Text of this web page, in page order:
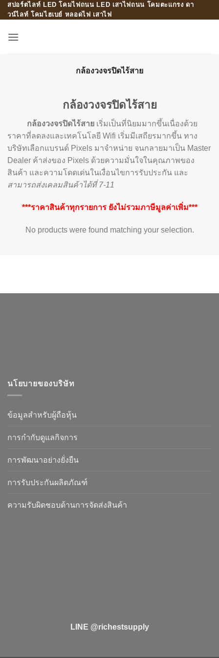
Skip
to
สปอร์ตไลท์ LED โคมไฟถนน LED เสาไฟถนน โคมตะแกรง ดา
วน์ไลท์ โคมไฮเบย์ หลอดไฟ เสาไฟ
กล้องวงจรปิดไร้สาย
กล้องวงจรปิดไร้สาย
กล้องวงจรปิดไร้สาย เริ่มเป็นที่นิยมมากขึ้นเนื่องด้วย
ราคาที่ลดลงและเทคโนโลยี Wifi เริ่มมีเสถียรมากขึ้น ทาง
บริษัทเลือกแบรนด์ Pixels มาจำหน่าย จนกลายมาเป็น Master
Dealer ค้าส่งของ Pixels ด้วยความมั่นใจในคุณภาพของ
สินค้า และความโดดเด่นในเงื่อนไขการรับประกัน และ
สามารถส่งเคลมสินค้าได้ที่ 7-11
***ราคาสินค้าทุกรายการ ยังไม่รวมภาษีมูลค่าเพิ่ม***
No products were found matching your selection.
นโยบายของบริษัท
ข้อมูลสำหรับผู้ถือหุ้น
การกำกับดูแลกิจการ
การพัฒนาอย่างยั่งยืน
การรับประกันผลิตภัณฑ์
ความรับผิดชอบด้านการจัดส่งสินค้า
LINE @richestsupply